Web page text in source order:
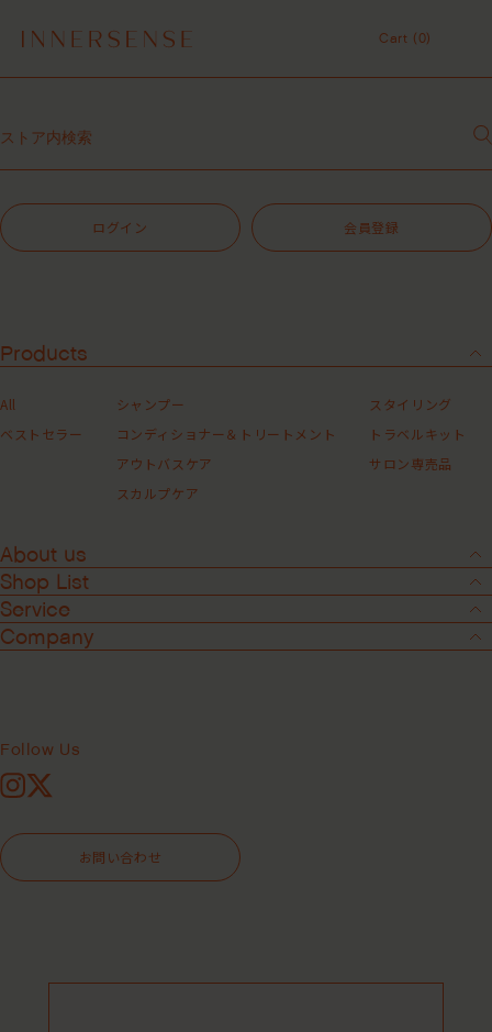
１点以上ご購入で、シャンプーコンディショナーサンプル（２種）プレ
7,700円（税込）以上ご購入で、「ピュアクラリファイングマスク
レビュー1投稿につき30ポイントプレゼント中！
令和8年熊本地震 被災地支援について
１点以上ご購入で、シャンプーコンディショナーサンプル（２種）プレ
ゼント中！
Cart (0)
ログイン 会員登録
Products
All
ベストセラー
シャンプー
コンディショナー＆トリートメント
アウトバスケア
スカルプケア
スタイリング
トラベルキット
サロン専売品
About us
Shop List
Service
Company
Follow Us
Instagram
X
お問い合わせ
946mL